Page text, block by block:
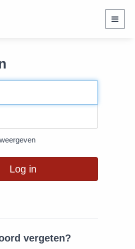
Log in
vergeten?